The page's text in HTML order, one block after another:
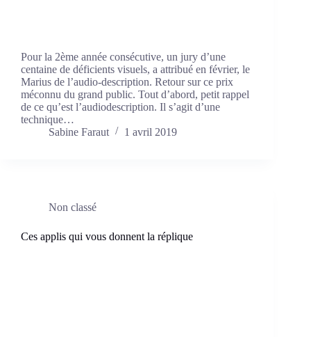
Pour la 2ème année consécutive, un jury d’une
centaine de déficients visuels, a attribué en février, le
Marius de l’audio-description. Retour sur ce prix
méconnu du grand public. Tout d’abord, petit rappel
de ce qu’est l’audiodescription. Il s’agit d’une
technique…
Sabine Faraut
1 avril 2019
Non classé
Ces applis qui vous donnent la réplique